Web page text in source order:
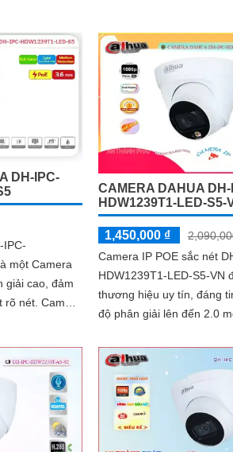
DH-IPC-
IPC-
một Camera
giải cao, đảm
Camera
CAMERA DAHUA DH-
HDW1239T1-LED-S5-
1,450,000 ₫
Camera IP POE sắc nét
HDW1239T1-LED-S5-VN
thương hiệu uy tín, đáng
độ phân giải lên đến 2.0
tiêu chuẩn